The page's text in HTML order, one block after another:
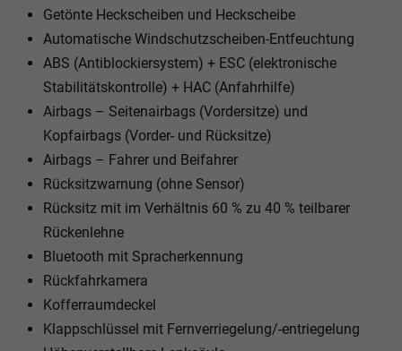
Getönte Heckscheiben und Heckscheibe
Automatische Windschutzscheiben-Entfeuchtung
ABS (Antiblockiersystem) + ESC (elektronische
Stabilitätskontrolle) + HAC (Anfahrhilfe)
Airbags – Seitenairbags (Vordersitze) und
Kopfairbags (Vorder- und Rücksitze)
Airbags – Fahrer und Beifahrer
Rücksitzwarnung (ohne Sensor)
Rücksitz mit im Verhältnis 60 % zu 40 % teilbarer
Rückenlehne
Bluetooth mit Spracherkennung
Rückfahrkamera
Kofferraumdeckel
Klappschlüssel mit Fernverriegelung/-entriegelung